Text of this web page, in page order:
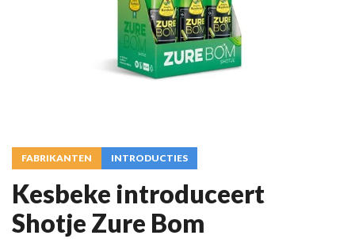
FABRIKANTEN INTRODUCTIES
Kesbeke introduceert
Shotje Zure Bom